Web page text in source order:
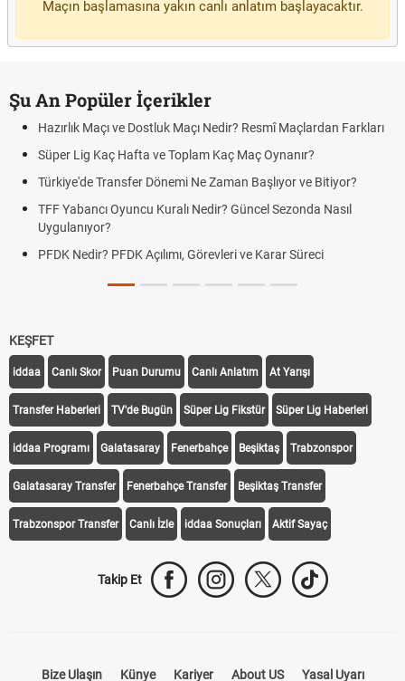
Maçın başlamasına yakın canlı anlatım başlayacaktır.
Şu An Popüler İçerikler
Hazırlık Maçı ve Dostluk Maçı Nedir? Resmî Maçlardan Farkları
Süper Lig Kaç Hafta ve Toplam Kaç Maç Oynanır?
Türkiye'de Transfer Dönemi Ne Zaman Başlıyor ve Bitiyor?
TFF Yabancı Oyuncu Kuralı Nedir? Güncel Sezonda Nasıl
Uygulanıyor?
PFDK Nedir? PFDK Açılımı, Görevleri ve Karar Süreci
KEŞFET
iddaa Canlı Skor Puan Durumu Canlı Anlatım At Yarışı
Transfer Haberleri TV'de Bugün Süper Lig Fikstür Süper Lig Haberleri
iddaa Programı Galatasaray Fenerbahçe Beşiktaş Trabzonspor
Galatasaray Transfer Fenerbahçe Transfer Beşiktaş Transfer
Trabzonspor Transfer Canlı İzle iddaa Sonuçları Aktif Sayaç
Takip Et
Bize Ulaşın Künye Kariyer About US Yasal Uyarı